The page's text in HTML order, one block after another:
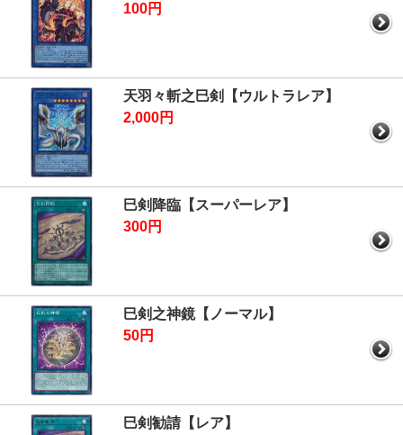
100円
天羽々斬之巳剣【ウルトラレア】
2,000円
巳剣降臨【スーパーレア】
300円
巳剣之神鏡【ノーマル】
50円
巳剣勧請【レア】